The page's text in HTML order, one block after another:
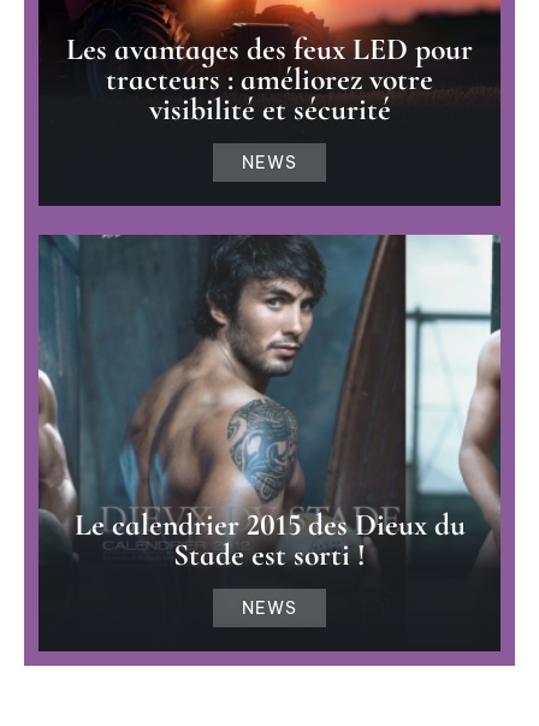
Les avantages des feux LED pour
tracteurs : améliorez votre
visibilité et sécurité
NEWS
Le calendrier 2015 des Dieux du
Stade est sorti !
NEWS